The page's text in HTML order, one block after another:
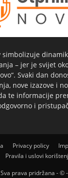
simbolizuje
– jer je svijet
Svaki dan
nove izazove i
te informacije
i
Privacy policy
Pravila i uslovi
prava pridržana - ©